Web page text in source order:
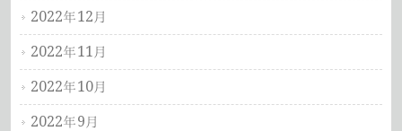
2022年12月
2022年11月
2022年10月
2022年9月